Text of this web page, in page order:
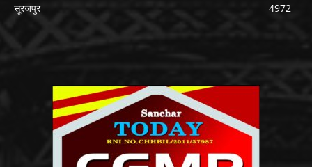
सूरजपुर
4972